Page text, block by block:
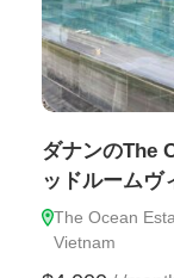
ダナンのThe
ッドルームヴ
The Ocean
Vietnam